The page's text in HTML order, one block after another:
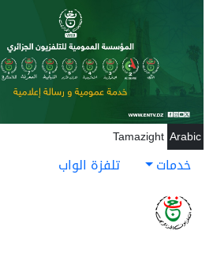
تجاوز إلى المحتوى الرئيسي
Arabic
Tamazight
خدمات تلفزة الواب